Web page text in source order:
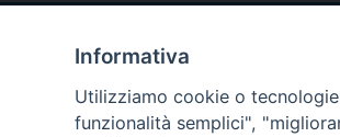
Informativa
Utilizziamo cookie o
funzionalità semplici",